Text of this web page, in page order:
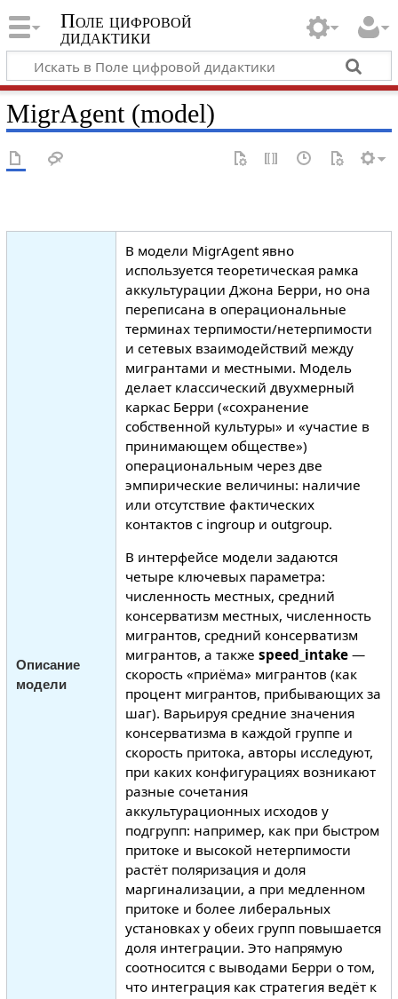
Поле цифровой
дидактики
MigrAgent (model)
Описание
модели
В модели MigrAgent явно
используется теоретическая рамка
аккультурации Джона Берри, но она
переписана в операциональные
терминах терпимости/нетерпимости
и сетевых взаимодействий между
мигрантами и местными. Модель
делает классический двухмерный
каркас Берри («сохранение
собственной культуры» и «участие в
принимающем обществе»)
операциональным через две
эмпирические величины: наличие
или отсутствие фактических
контактов с ingroup и outgroup.
В интерфейсе модели задаются
четыре ключевых параметра:
численность местных, средний
консерватизм местных, численность
мигрантов, средний консерватизм
мигрантов, а также speed_intake—
скорость «приёма» мигрантов (как
процент мигрантов, прибывающих за
шаг). Варьируя средние значения
консерватизма в каждой группе и
скорость притока, авторы исследуют,
при каких конфигурациях возникают
разные сочетания
аккультурационных исходов у
подгрупп: например, как при быстром
притоке и высокой нетерпимости
растёт поляризация и доля
маргинализации, а при медленном
притоке и более либеральных
установках у обеих групп повышается
доля интеграции. Это напрямую
соотносится с выводами Берри о том,
что интеграция как стратегия ведёт к